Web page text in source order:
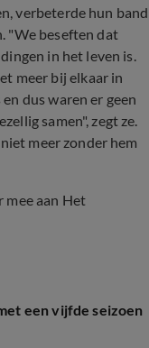
verbeterde hun band
"We beseften dat
in het leven is.
meer bij elkaar in
dus waren er geen
samen", zegt ze.
meer zonder hem
mee aan Het
een vijfde seizoen